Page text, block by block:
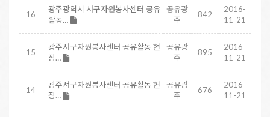
16
광주광역시 서구자원봉사센터 공유
활동…
공유광
주
842
2016-
11-21
15
광주서구자원봉사센터 공유활동 현
장…
공유광
주
895
2016-
11-21
14
광주서구자원봉사센터 공유활동 현
장…
공유광
주
676
2016-
11-21